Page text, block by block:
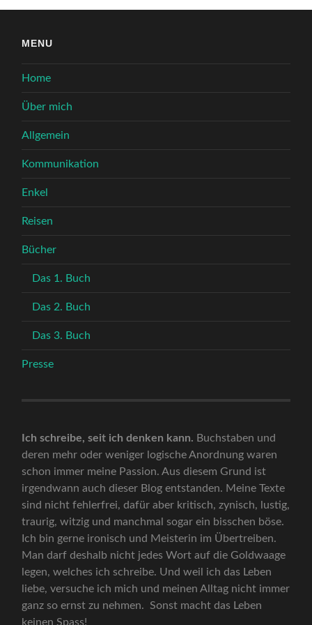
MENU
Home
Über mich
Allgemein
Kommunikation
Enkel
Reisen
Bücher
Das 1. Buch
Das 2. Buch
Das 3. Buch
Presse
Ich schreibe, seit ich denken kann. Buchstaben und
deren mehr oder weniger logische Anordnung waren
schon immer meine Passion. Aus diesem Grund ist
irgendwann auch dieser Blog entstanden. Meine Texte
sind nicht fehlerfrei, dafür aber kritisch, zynisch, lustig,
traurig, witzig und manchmal sogar ein bisschen böse.
Ich bin gerne ironisch und Meisterin im Übertreiben.
Man darf deshalb nicht jedes Wort auf die Goldwaage
legen, welches ich schreibe. Und weil ich das Leben
liebe, versuche ich mich und meinen Alltag nicht immer
ganz so ernst zu nehmen. Sonst macht das Leben
keinen Spass!